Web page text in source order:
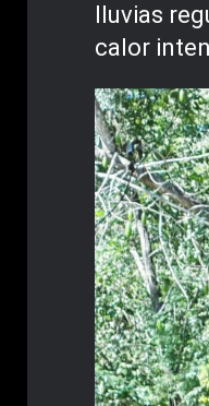
lluvias
calor